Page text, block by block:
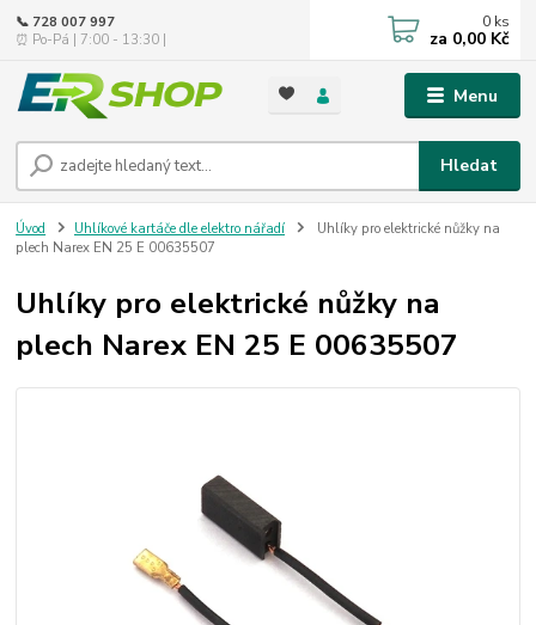
Menu
Hledat
📞 728 007 997
⏰ Po-Pá | 7:00 - 13:30 |
0 ks
za 0,00 Kč
Úvod Uhlíkové kartáče dle elektro nářadí
Uhlíky pro elektrické nůžky na
plech Narex EN 25 E 00635507
Uhlíky pro elektrické nůžky na
plech Narex EN 25 E 00635507